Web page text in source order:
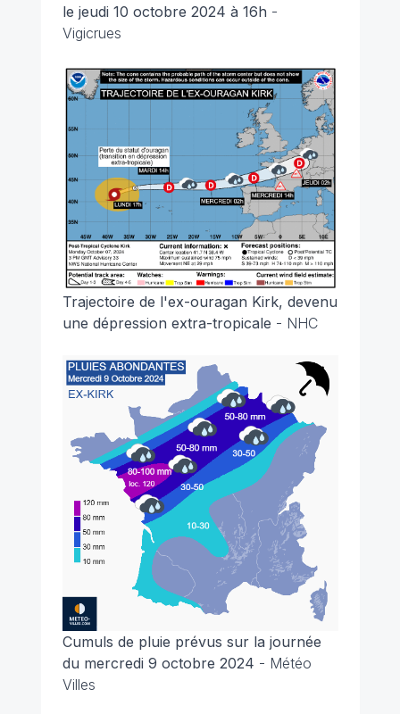
le jeudi 10 octobre 2024 à 16h -
Vigicrues
Trajectoire de l'ex-ouragan Kirk, devenu
une dépression extra-tropicale - NHC
Cumuls de pluie prévus sur la journée
du mercredi 9 octobre 2024 - Météo
Villes